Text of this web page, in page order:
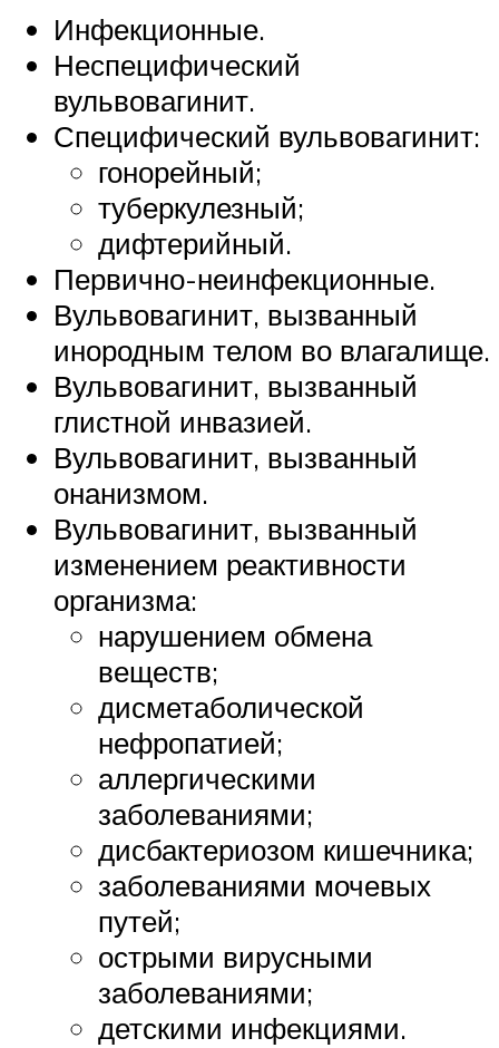
Инфекционные.
Неспецифический
вульвовагинит.
Специфический вульвовагинит:
гонорейный;
туберкулезный;
дифтерийный.
Первично-неинфекционные.
Вульвовагинит, вызванный
инородным телом во влагалище.
Вульвовагинит, вызванный
глистной инвазией.
Вульвовагинит, вызванный
онанизмом.
Вульвовагинит, вызванный
изменением реактивности
организма:
нарушением обмена
веществ;
дисметаболической
нефропатией;
аллергическими
заболеваниями;
дисбактериозом кишечника;
заболеваниями мочевых
путей;
острыми вирусными
заболеваниями;
детскими инфекциями.